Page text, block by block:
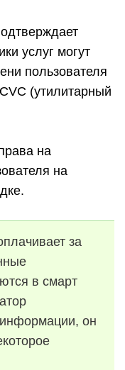
услуг могут
пользователя
(утилитарный
на
на
за
в смарт
он